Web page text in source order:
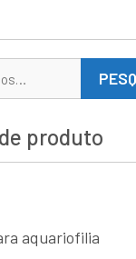
produto
aquariofilia